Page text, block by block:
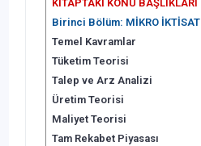
KİTAPTAKİ KONU BAŞLIKLARI
Birinci Bölüm: MİKRO İKTİSAT
Temel Kavramlar
Tüketim Teorisi
Talep ve Arz Analizi
Üretim Teorisi
Maliyet Teorisi
Tam Rekabet Piyasası